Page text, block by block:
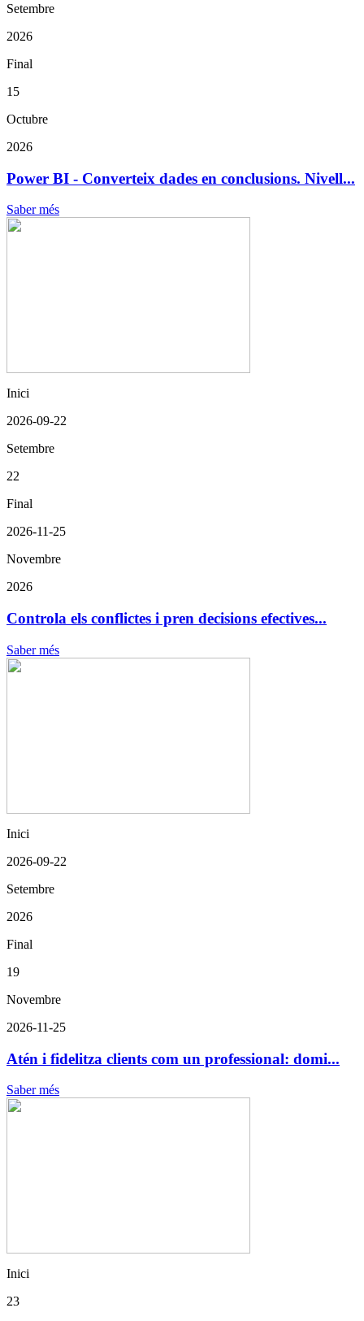
Setembre
2026
Final
15
Octubre
2026
Power BI - Converteix dades en conclusions. Nivell...
Saber més
Inici
2026-09-22
Setembre
22
Final
2026-11-25
Novembre
2026
Controla els conflictes i pren decisions efectives...
Saber més
Inici
2026-09-22
Setembre
2026
Final
19
Novembre
2026-11-25
Atén i fidelitza clients com un professional: domi...
Saber més
Inici
23